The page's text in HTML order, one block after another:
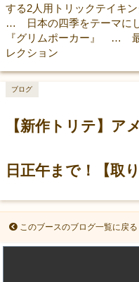
する2人用トリックテイキ
… 日本の四季をテーマに
『グリムポーカー』 … 最
レクション
【新作トリテ】ア
日正午まで！【取
ブログ
このブースのブログ一覧に戻る